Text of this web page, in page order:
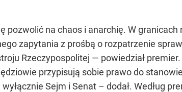
pozwolić na chaos i anarchię. W
zapytania z prośbą o rozpatrzenie
Rzeczypospolitej — powiedział
przypisują sobie prawo do
Sejm i Senat – dodał. Według